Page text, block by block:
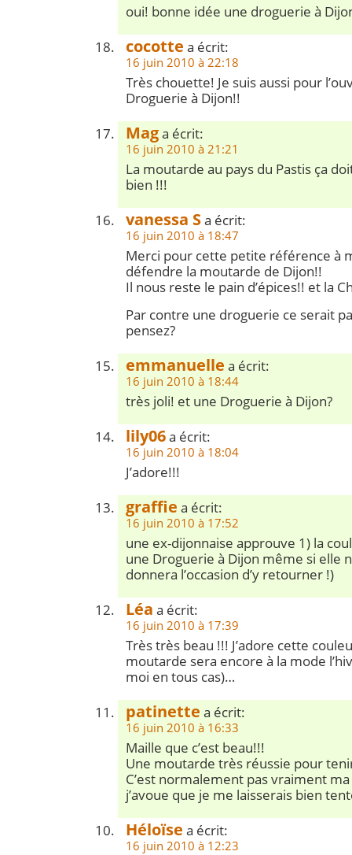
oui! bonne idée une droguerie à
cocotte a écrit:
16 juin 2010 à 22:18
Très chouette! Je suis aussi pour
Droguerie à Dijon!!
Maga écrit:
16 juin 2010 à 21:21
La moutarde au pays du Pastis ça
bien !!!
vanessa Sa écrit:
16 juin 2010 à 18:47
Merci pour cette petite référence à
défendre la moutarde de Dijon!!
Il nous reste le pain d’épices!! et la
Par contre une droguerie ce serait
pensez?
emmanuelle a écrit:
16 juin 2010 à 18:44
très joli! et une Droguerie à Dijon?
lily06a écrit:
16 juin 2010 à 18:04
J’adore!!!
graffie a écrit:
16 juin 2010 à 17:52
une ex-dijonnaise approuve 1) la
une Droguerie à Dijon même si elle
donnera l’occasion d’y retourner !)
Léa a écrit:
16 juin 2010 à 17:39
Très très beau !!! J’adore cette
moutarde sera encore à la mode
moi en tous cas)…
patinette a écrit:
16 juin 2010 à 16:33
Maille que c’est beau!!!
Une moutarde très réussie pour
C’est normalement pas vraiment
j’avoue que je me laisserais bien
Héloïse a écrit:
16 juin 2010 à 12:23